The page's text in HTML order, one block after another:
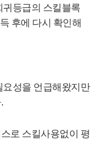
귀등급의 스킬블록
후에 다시 확인해
요성을 언급해왔지만
로 스킬사용없이 평